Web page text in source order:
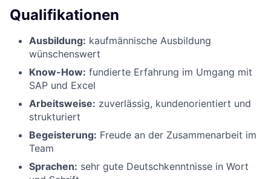
Qualifikationen
Ausbildung: kaufmännische Ausbildung
wünschenswert
Know-How: fundierte Erfahrung im Umgang mit
SAP und Excel
Arbeitsweise: zuverlässig, kundenorientiert und
strukturiert
Begeisterung: Freude an der Zusammenarbeit im
Team
Sprachen: sehr gute Deutschkenntnisse in Wort